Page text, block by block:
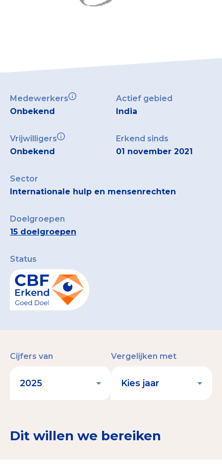
Medewerkers
Onbekend
Actief gebied
India
Vrijwilligers
Onbekend
Erkend sinds
01 november 2021
Sector
Internationale hulp en mensenrechten
Doelgroepen
15 doelgroepen
Status
Dit willen we bereiken
Cijfers van Vergelijken met